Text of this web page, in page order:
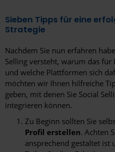
Sieben Tipps für eine
Strategie
Nachdem Sie nun erfahren
Selling versteht, warum das
und welche Plattformen sich
möchten wir Ihnen hilfreiche
geben, mit denen Sie Social
integrieren können.
Zu Beginn sollten Sie
Profil erstellen. Achten
ansprechend gestaltet ist